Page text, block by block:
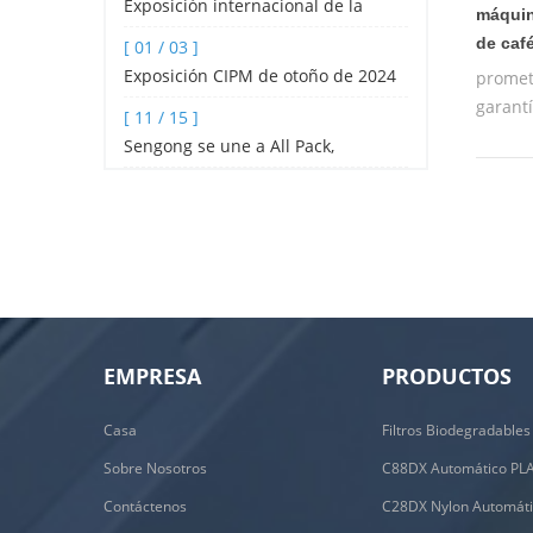
Exposición internacional de la
Shenzhen 2024
[ 01 / 03 ]
Exposición CIPM de otoño de 2024
[ 11 / 15 ]
Sengong se une a All Pack,
de
EMPRESA
Casa
Sobre Nosotros
Contáctenos
PRODUCTOS